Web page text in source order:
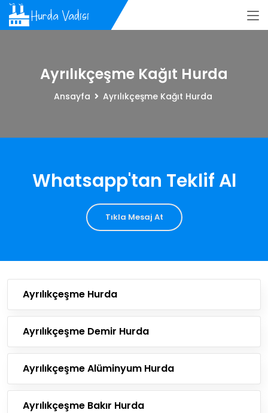
Ayrılıkçeşme Kağıt Hurda
Ansayfa Ayrılıkçeşme Kağıt Hurda
Whatsapp'tan Teklif Al
Tıkla Mesaj At
Ayrılıkçeşme Hurda
Ayrılıkçeşme Demir Hurda
Ayrılıkçeşme Alüminyum Hurda
Ayrılıkçeşme Bakır Hurda